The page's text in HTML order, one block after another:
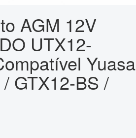
AGM 12V
UTX12-
Yuasa
GTX12-BS /